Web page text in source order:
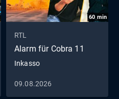
60 min
RTL
Alarm für Cobra 11
Inkasso
09.08.2026